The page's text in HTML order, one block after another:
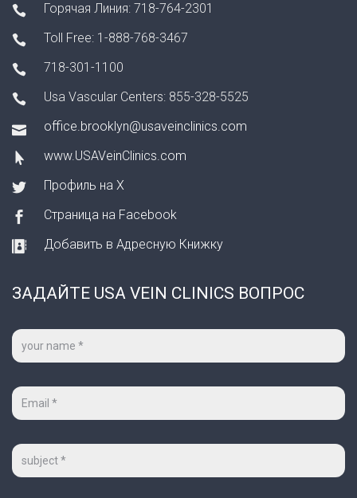
Горячая Линия: 718-764-2301
Toll Free: 1-888-768-3467
718-301-1100
Usa Vascular Centers: 855-328-5525
office.brooklyn@usaveinclinics.com
www.USAVeinClinics.com
Профиль на X
Страница на Facebook
Добавить в Адресную Книжку
ЗАДАЙТЕ USA VEIN CLINICS ВОПРОС
Ваше
имя
Ваш
mail
Тема